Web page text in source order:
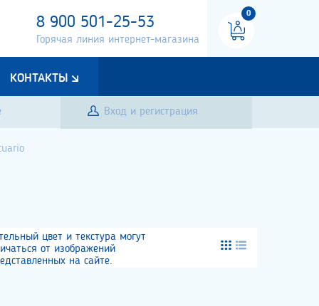
8 900 501-25-53
Горячая линия интернет-магазина
0
КОНТАКТЫ
Вход и регистрация
цвет и текстура могут
от изображений
на сайте.